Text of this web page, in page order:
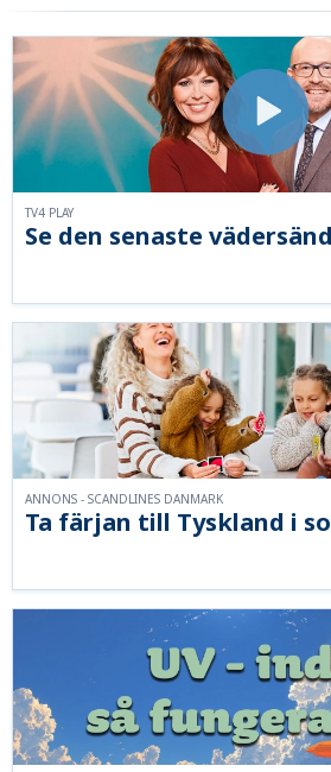
Se den senaste
TV4 PLAY
Ta färjan till Tyskland i
ANNONS - SCANDLINES DANMARK